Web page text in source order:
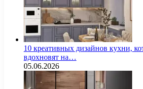
10 креативных дизайнов кухни,
вдохновят на…
05.06.2026